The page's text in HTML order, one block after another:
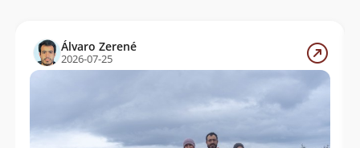
Álvaro Zerené
2026-07-25